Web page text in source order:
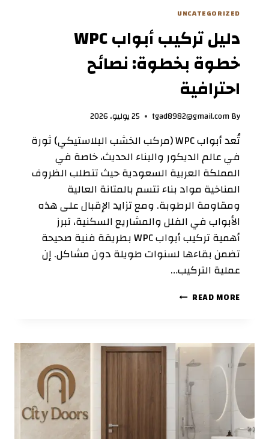
UNCATEGORIZED
دليل تركيب أبواب WPC
خطوة بخطوة: نصائح
احترافية
By
tgad8982@gmail.com 25 يوليو، 2026
تُعد أبواب WPC (مركب الخشب البلاستيكي) ثورة
في عالم الديكور والبناء الحديث، خاصة في
المملكة العربية السعودية حيث تتطلب الظروف
المناخية مواد بناء تتسم بالمتانة العالية
ومقاومة الرطوبة. ومع تزايد الإقبال على هذه
الأبواب في الفلل والمشاريع السكنية، تبرز
أهمية تركيب أبواب WPC بطريقة فنية صحيحة
تضمن بقاءها لسنوات طويلة دون مشاكل. إن
عملية التركيب…
READ MORE دليل
خطوة
بخطوة:
نصائح
احترافية